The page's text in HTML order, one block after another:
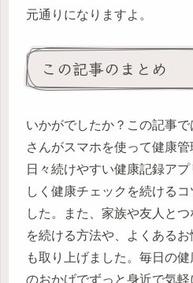
元通りになりますよ。
この記事のまとめ
いかがでしたか？この記事
さんがスマホを使って健康管
日々続けやすい健康記録ア
しく健康チェックを続ける
した。また、家族や友人と
を続ける方法や、よくある
も取り上げました。毎日の
のおかげでずっと身近で気